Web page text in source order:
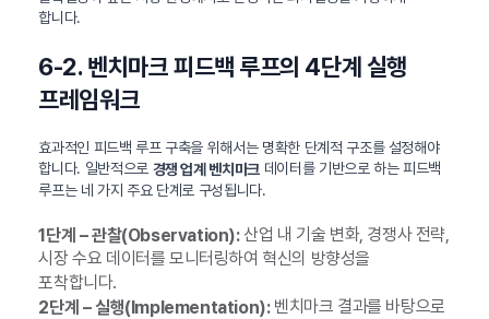
합니다.
6-2. 벤치마크 피드백 루프의 4단계 실행
프레임워크
효과적인 피드백 루프 구축을 위해서는 명확한 단계적 구조를 설정해야
합니다. 일반적으로 경쟁 업계 벤치마크 데이터를 기반으로 하는 피드백
루프는 네 가지 주요 단계로 구성됩니다.
1단계 – 관찰(Observation):산업 내 기술 변화, 경쟁사 전략,
시장 수요 데이터를 모니터링하여 혁신의 방향성을
포착합니다.
2단계 – 실행(Implementation):벤치마크 결과를 바탕으로